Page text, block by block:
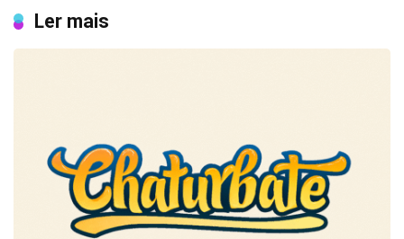
Ler mais